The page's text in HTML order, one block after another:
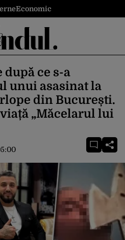
Economic
ce s-a
unui asasinat la
din București.
„Măcelarul lui